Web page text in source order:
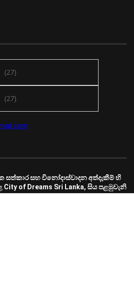
සහ විනෝදාස්වාදන අත්දැකීම් හි
of Dreams Sri Lanka, සිය පළමුවැනි